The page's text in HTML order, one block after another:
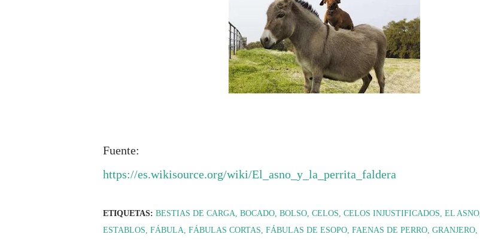
Fuente:
https://es.wikisource.org/wiki/El_asno_y_la_perrita_faldera
ETIQUETAS: BESTIAS DE CARGA BOCADO BOLSO CELOS CELOS INJUSTIFICADOS EL ASNO
ESTABLOS FÁBULA FÁBULAS CORTAS FÁBULAS DE ESOPO FAENAS DE PERRO GRANJERO